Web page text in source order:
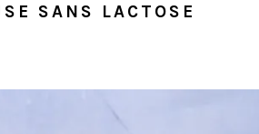
SANS LACTOSE